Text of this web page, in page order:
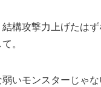
構攻撃力上げたは
。
いモンスターじゃ